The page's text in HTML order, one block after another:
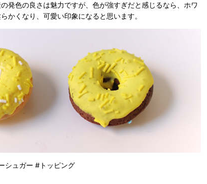
発色の良さは魅力ですが、色が強すぎだと感じるなら、ホワ
かくなり、可愛い印象になると思います。
シュガー #トッピング